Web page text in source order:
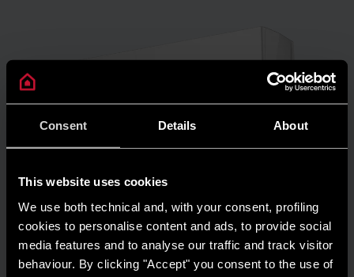
Consent Details About
This website uses cookies
We use both technical and, with your consent, profiling
cookies to personalise content and ads, to provide social
media features and to analyse our traffic and track visitor
behaviour. By clicking "Accept" you consent to the use of
PRODOTTI E SERVIZI
NEVIS EVO R32: la grande novità della